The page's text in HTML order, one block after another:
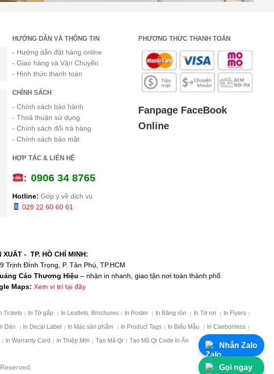
HƯỚNG DẪN VÀ THÔNG TIN
- Hướng dẫn đặt hàng online
- Giao hàng và Vận Chuyển
- Hình thức thanh toán
CHÍNH SÁCH
- Chính sách bảo hành
- Thoả thuận sử dụng
- Chính sách đổi trả hàng
- Chính sách bảo mật
HỢP TÁC & LIÊN HỆ
: 0906 34 8765
Hotline: Góp ý về dịch vụ
028 22 60 60 61
PHƯƠNG THỨC THANH TOÁN
Fanpage FaceBook
Online
XUẤT - TP. HỒ CHÍ MINH:
Trịnh Đình Trọng, P. Tân Phú, TP.HCM
Cáo Thương Hiệu – nhận in nhanh, giao tận nơi toàn thành phố
Maps: Xem vị trí tại đây
Tickets In Tờ gấp In Leaflets, Brochures In Poster In Băng rôn In Tờ rơi In Flyers
Dán In Decal Label In Mác sản phẩm In Product Tags In Biểu Mẫu In Caebonless
In Warranty Card In Thiệp Mời Tạo Mã Qr Tạo Mã Qr Code In Ấn
Nhắn Zalo
Gọi ngay